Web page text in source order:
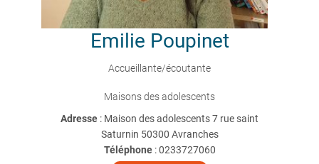
Emilie Poupinet
Accueillante/écoutante
Maisons des adolescents
Adresse : Maison des adolescents 7 rue saint
Saturnin 50300 Avranches
Téléphone:0233727060